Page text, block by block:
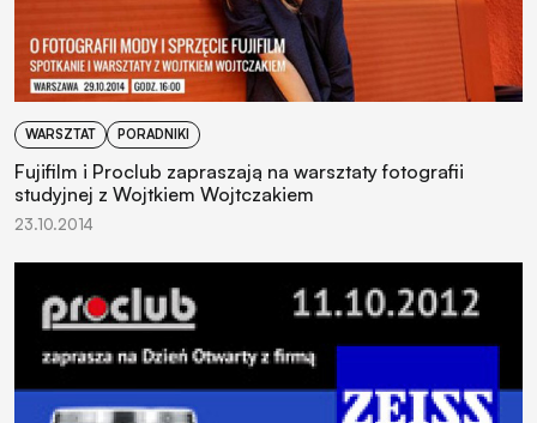
WARSZTAT PORADNIKI
Fujifilm i Proclub zapraszają na warsztaty fotografii
studyjnej z Wojtkiem Wojtczakiem
23.10.2014